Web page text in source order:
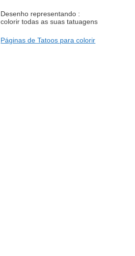
Desenho representando :
colorir todas as suas tatuagens
Páginas de Tatoos para colorir